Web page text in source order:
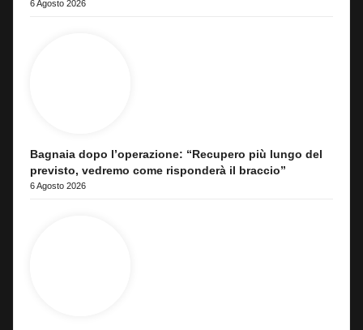
6 Agosto 2026
Bagnaia dopo l’operazione: “Recupero più lungo del
previsto, vedremo come risponderà il braccio”
6 Agosto 2026